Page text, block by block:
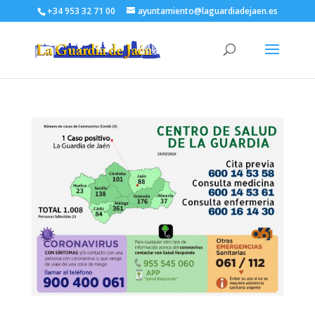
+34 953 32 71 00 ayuntamiento@laguardiadejaen.es